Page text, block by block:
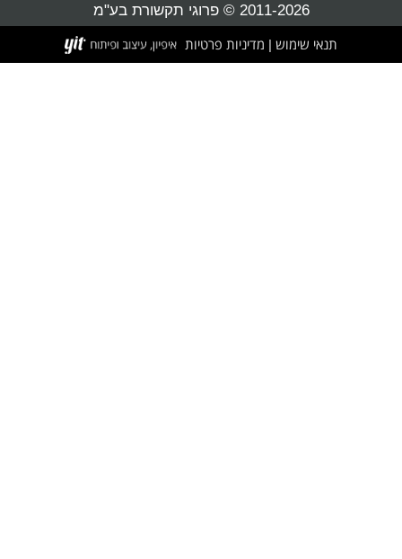
2011-2026 © פרוגי תקשורת בע"מ
תנאי שימוש מדיניות פרטיות